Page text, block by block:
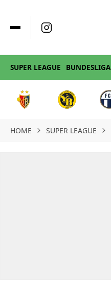
SUPER LEAGUE BUNDESLIGA
HOME SUPER LEAGUE